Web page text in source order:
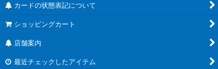
カードの状態表記について
ショッピングカート
店舗案内
最近チェックしたアイテム